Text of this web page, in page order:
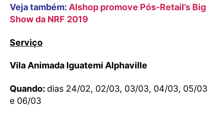
Veja também: Alshop promove Pós-Retail’s Big
Show da NRF 2019
Serviço
Vila Animada Iguatemi Alphaville
Quando: dias 24/02, 02/03, 03/03, 04/03, 05/03
e 06/03